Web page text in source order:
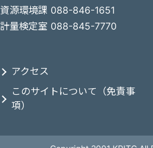
資源環境課 088-846-1651
計量検定室 088-845-7770
アクセス
このサイトについて（免責事
項）